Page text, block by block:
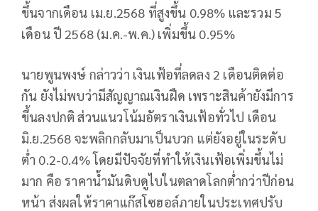
ขึ้นจากเดือน เม.ย.2568 ที่สูงขึ้น 0.98% และรวม 5
เดือน ปี 2568 (ม.ค.-พ.ค.) เพิ่มขึ้น 0.95%
นายพูนพงษ์ กล่าวว่า เงินเฟ้อที่ลดลง 2 เดือนติดต่อ
กัน ยังไม่พบว่ามีสัญญาณเงินฝืด เพราะสินค้ายังมีการ
ขึ้นลงปกติ ส่วนแนวโน้มอัตราเงินเฟ้อทั่วไป เดือน
มิ.ย.2568 จะพลิกกลับมาเป็นบวก แต่ยังอยู่ในระดับ
ต่ำ 0.2-0.4% โดยมีปัจจัยที่ทำให้เงินเฟ้อเพิ่มขึ้นไม่
มาก คือ ราคาน้ำมันดิบดูไบในตลาดโลกต่ำกว่าปีก่อน
หน้า ส่งผลให้ราคาแก๊สโซฮอล์ภายในประเทศปรับ